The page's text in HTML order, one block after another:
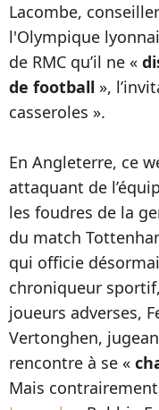
Lacombe,
l'Olympique
de RMC qu’il ne «
de football »,
casseroles ».
En Angleterre, ce
attaquant de
les foudres de la
du match
qui officie
chroniqueur
joueurs adverses,
Vertonghen,
rencontre à se «
Mais